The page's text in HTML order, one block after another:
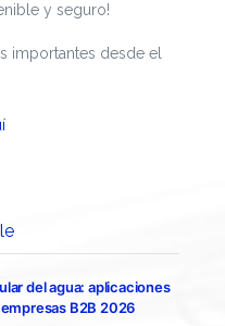
y seguro!
importantes desde el
del agua: aplicaciones
B2B 2026